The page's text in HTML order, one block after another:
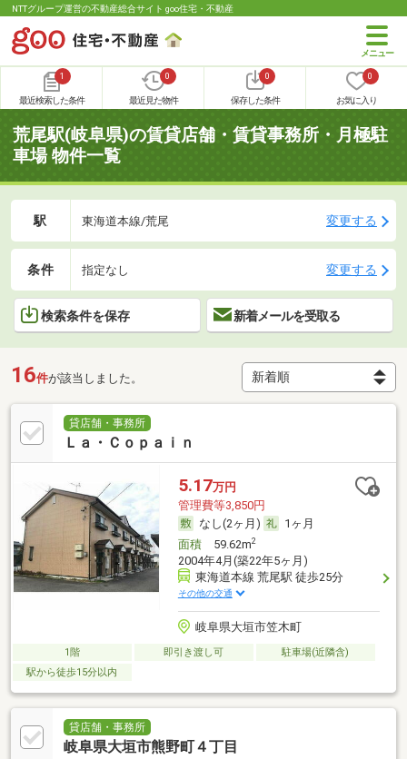
NTTグループ運営の不動産総合サイト goo住宅・不動産
1
最近検索した条件
0
最近見た物件
0
保存した条件
0
お気に入り
荒尾駅(岐阜県)の賃貸店舗・賃貸事務所・月極駐
車場 物件一覧
駅 東海道本線/荒尾 変更する
条件 指定なし 変更する
検索条件を保存 新着メールを受取る
16件が該当しました。
貸店舗・事務所
Ｌａ・Ｃｏｐａｉｎ
5.17万円
管理費等3,850円
なし(2ヶ月)
1ヶ月
面積59.62m2
2004年4月(築22年5ヶ月)
東海道本線 荒尾駅 徒歩25分
その他の交通
岐阜県大垣市笠木町
1階 即引き渡し可
駐車場(近隣含)
駅から徒歩15分以内
貸店舗・事務所
岐阜県大垣市熊野町４丁目